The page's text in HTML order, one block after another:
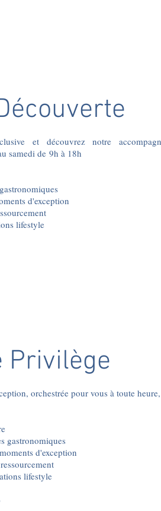
et découvrez notre
samedi de9h à 18h
d'exception
lifestyle
Privilège
orchestrée pour vous à toute
gastronomiques
d'exception
lifestyle